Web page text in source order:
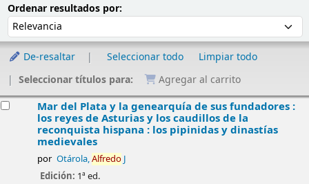
Ordenar resultados por:
De-resaltar Seleccionar todo
Limpiar todo
Seleccionar títulos para:
Agregar al carrito
Mar del Plata y la genearquía de sus fundadores :
los reyes de Asturias y los caudillos de la
reconquista hispana : los pipinidas y dinastías
medievales
por Otárola,AlfredoJ
Edición: 1ª ed.